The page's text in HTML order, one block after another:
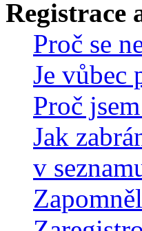
Registrace
Proč se
Je vůbec
Proč
Jak
v